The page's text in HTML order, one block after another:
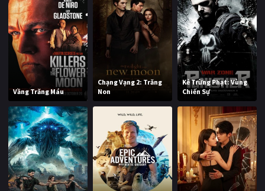
Vầng Trăng Máu
Chạng Vạng 2: Trăng
Non
Kẻ Trừng Phạt: Vùng
Chiến Sự